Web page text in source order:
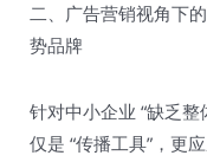
二、广告营销视角下
势品牌​
针对中小企业 “缺乏
仅是 “传播工具”，更